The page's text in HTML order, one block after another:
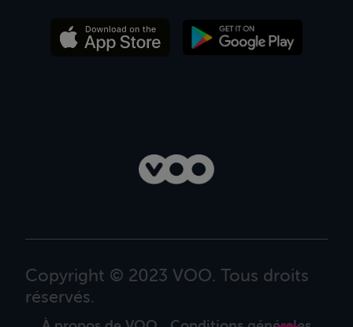
Copyright © 2023 VOO. Tous droits
réservés.